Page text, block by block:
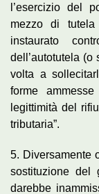
l’esercizio del
mezzo di
instaurato
dell’autotutela (o
volta a
forme
legittimità del
tributaria”.
5. Diversamente
sostituzione del
darebbe